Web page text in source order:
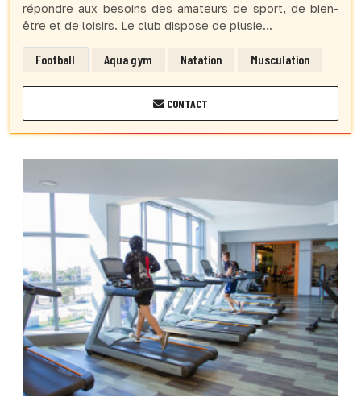
répondre aux besoins des amateurs de sport, de bien-
être et de loisirs. Le club dispose de plusie...
Football Aqua gym Natation Musculation
CONTACT